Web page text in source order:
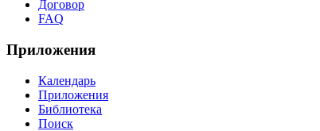
Договор
FAQ
Приложения
Календарь
Приложения
Библиотека
Поиск